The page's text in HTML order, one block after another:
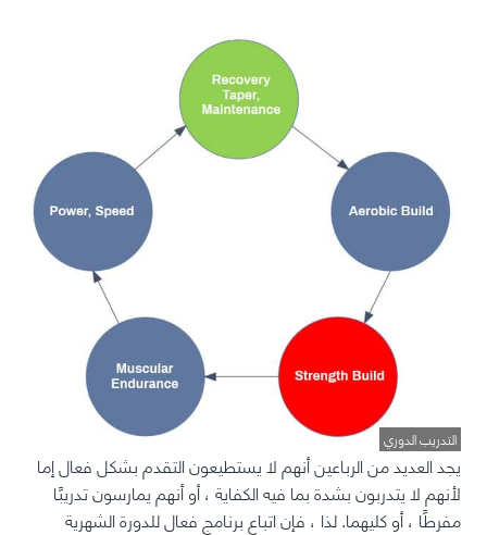
التدريب الدوري
يجد العديد من الرباعين أنهم لا يستطيعون التقدم بشكل فعال إما
لأنهم لا يتدربون بشدة بما فيه الكفاية ، أو أنهم يمارسون تدريبًا
مفرطًا ، أو كليهما. لذا ، فإن اتباع برنامج فعال للدورة الشهرية